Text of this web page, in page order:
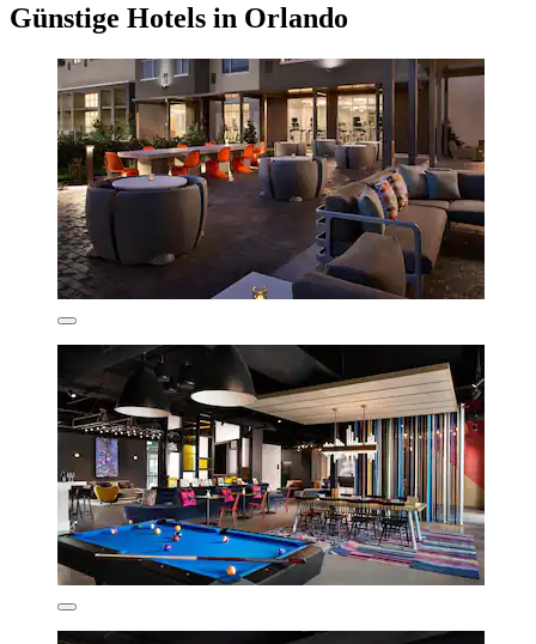
Günstige Hotels in Orlando